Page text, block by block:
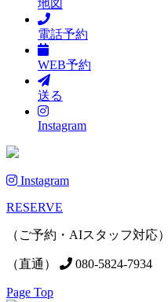
地図
電話予約
WEB予約
送る
Instagram
Instagram
RESERVE
（ご予約・AIスタッフ対応）
（直通） 080-5824-7934
Page Top